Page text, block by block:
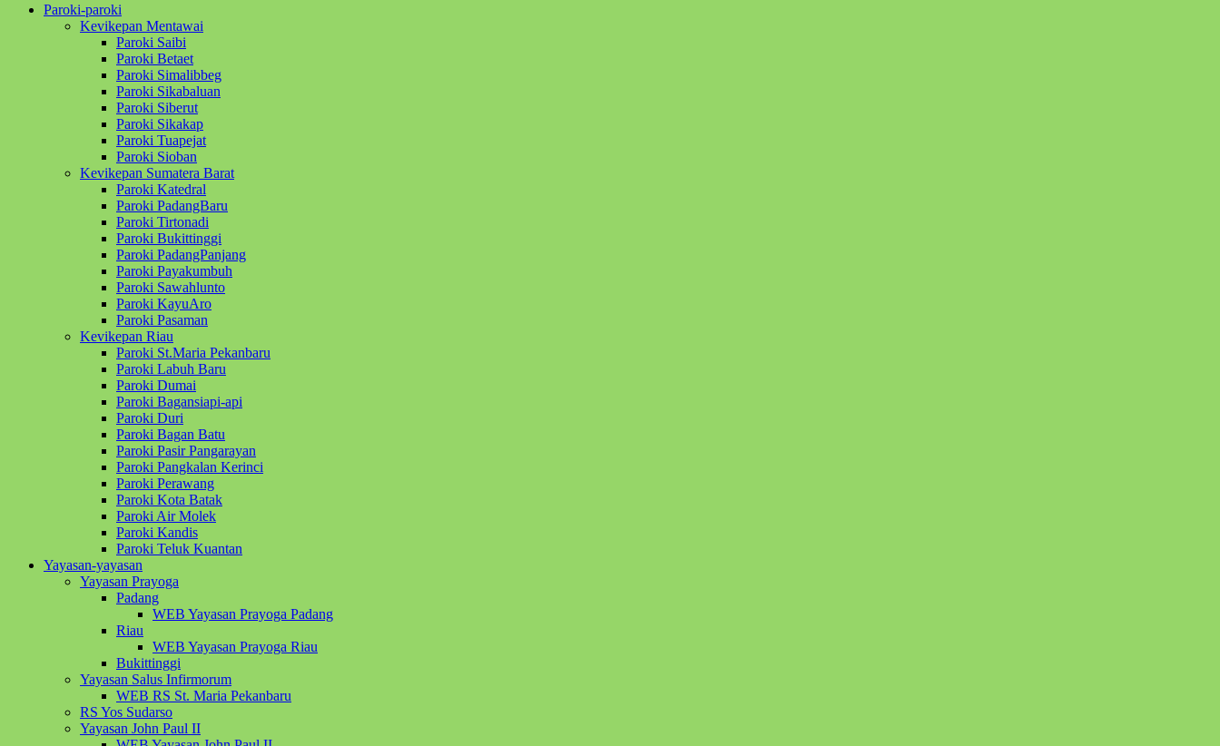
Paroki-paroki
Kevikepan Mentawai
Paroki Saibi
Paroki Betaet
Paroki Simalibbeg
Paroki Sikabaluan
Paroki Siberut
Paroki Sikakap
Paroki Tuapejat
Paroki Sioban
Kevikepan Sumatera Barat
Paroki Katedral
Paroki PadangBaru
Paroki Tirtonadi
Paroki Bukittinggi
Paroki PadangPanjang
Paroki Payakumbuh
Paroki Sawahlunto
Paroki KayuAro
Paroki Pasaman
Kevikepan Riau
Paroki St.Maria Pekanbaru
Paroki Labuh Baru
Paroki Dumai
Paroki Bagansiapi-api
Paroki Duri
Paroki Bagan Batu
Paroki Pasir Pangarayan
Paroki Pangkalan Kerinci
Paroki Perawang
Paroki Kota Batak
Paroki Air Molek
Paroki Kandis
Paroki Teluk Kuantan
Yayasan-yayasan
Yayasan Prayoga
Padang
WEB Yayasan Prayoga Padang
Riau
WEB Yayasan Prayoga Riau
Bukittinggi
Yayasan Salus Infirmorum
WEB RS St. Maria Pekanbaru
RS Yos Sudarso
Yayasan John Paul II